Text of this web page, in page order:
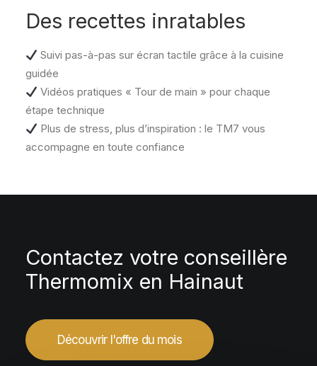
Des recettes inratables
Suivi pas-à-pas sur écran tactile grâce à la cuisine
guidée
Vidéos pratiques « Tour de main » pour chaque
étape technique
Plus de stress, plus d’inspiration : le TM7 vous
accompagne en toute confiance
Contactez votre conseillère
Thermomix en Hainaut
Découvrir l'offre du mois